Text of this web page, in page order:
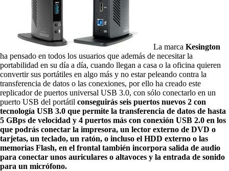
La marca Kesington
ha pensado en todos los usuarios que además de necesitar la
portabilidad en su día a día, cuando llegan a casa o la oficina quieren
convertir sus portátiles en algo más y no estar peleando contra la
transferencia de datos o las conexiones, por ello ha creado este
replicador de puertos universal USB 3.0, con sólo conectarlo en un
puerto USB del portátil conseguirás seis puertos nuevos 2 con
tecnología USB 3.0 que permite la transferencia de datos de hasta
5 GBps de velocidad y 4 puertos más con conexión USB 2.0 en los
que podrás conectar la impresora, un lector externo de DVD o
tarjetas, un teclado, un ratón, o incluso el HDD externo o las
memorias Flash, en el frontal también incorpora salida de audio
para conectar unos auriculares o altavoces y la entrada de sonido
para un micrófono.